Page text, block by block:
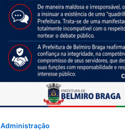
Administração